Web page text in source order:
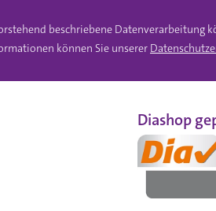
beschriebene Datenverarbeitung
können Sie unserer
Diashop